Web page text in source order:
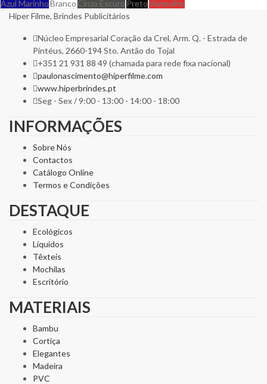
Azul MarinhoBranco Cinza Escuro PretoVermelho
Hiper Filme, Brindes Publicitários
Núcleo Empresarial Coração da Crel, Arm. Q. - Estrada de
Pintéus, 2660-194 Sto. Antão do Tojal
+351 21 931 88 49 (chamada para rede fixa nacional)
paulonascimento@hiperfilme.com
www.hiperbrindes.pt
Seg - Sex / 9:00 - 13:00 - 14:00 - 18:00
INFORMAÇÕES
Sobre Nós
Contactos
Catálogo Online
Termos e Condições
DESTAQUE
Ecológicos
Líquidos
Têxteis
Mochilas
Escritório
MATERIAIS
Bambu
Cortiça
Elegantes
Madeira
PVC